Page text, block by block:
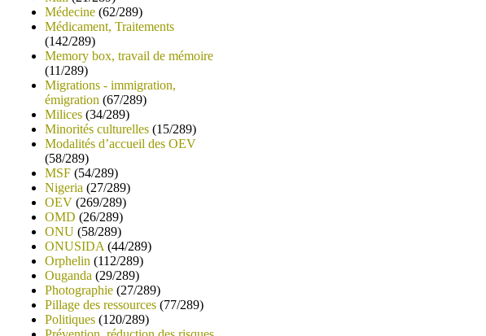
Médecine (62/289)
Médicament, Traitements
(142/289)
Memory box, travail de mémoire
(11/289)
Migrations - immigration,
émigration (67/289)
Milices (34/289)
Minorités culturelles (15/289)
Modalités d’accueil des OEV
(58/289)
MSF (54/289)
Nigeria (27/289)
OEV (269/289)
OMD (26/289)
ONU (58/289)
ONUSIDA (44/289)
Orphelin (112/289)
Ouganda (29/289)
Photographie (27/289)
Pillage des ressources (77/289)
Politiques (120/289)